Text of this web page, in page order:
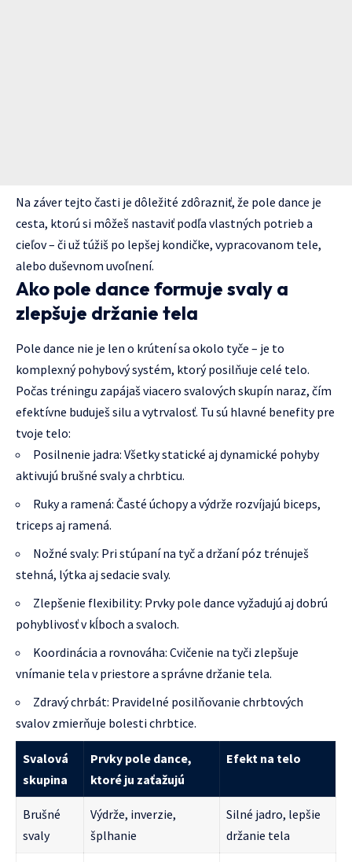
Na záver tejto časti je dôležité zdôrazniť, že pole dance je
cesta, ktorú si môžeš nastaviť podľa vlastných potrieb a
cieľov – či už túžiš po lepšej kondičke, vypracovanom tele,
alebo duševnom uvoľnení.
Ako pole dance formuje svaly a
zlepšuje držanie tela
Pole dance nie je len o krútení sa okolo tyče – je to
komplexný pohybový systém, ktorý posilňuje celé telo.
Počas tréningu zapájaš viacero svalových skupín naraz, čím
efektívne buduješ silu a vytrvalosť. Tu sú hlavné benefity pre
tvoje telo:
Posilnenie jadra: Všetky statické aj dynamické pohyby
aktivujú brušné svaly a chrbticu.
Ruky a ramená: Časté úchopy a výdrže rozvíjajú biceps,
triceps aj ramená.
Nožné svaly: Pri stúpaní na tyč a držaní póz trénuješ
stehná, lýtka aj sedacie svaly.
Zlepšenie flexibility: Prvky pole dance vyžadujú aj dobrú
pohyblivosť v kĺboch a svaloch.
Koordinácia a rovnováha: Cvičenie na tyči zlepšuje
vnímanie tela v priestore a správne držanie tela.
Zdravý chrbát: Pravidelné posilňovanie chrbtových
svalov zmierňuje bolesti chrbtice.
Svalová
skupina
Prvky pole dance,
ktoré ju zaťažujú
Efekt na telo
Brušné
svaly
Výdrže, inverzie,
šplhanie
Silné jadro, lepšie
držanie tela